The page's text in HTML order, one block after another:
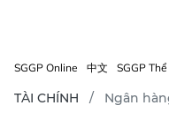
SGGP Online 中文 SGGP
TÀI CHÍNH Ngân